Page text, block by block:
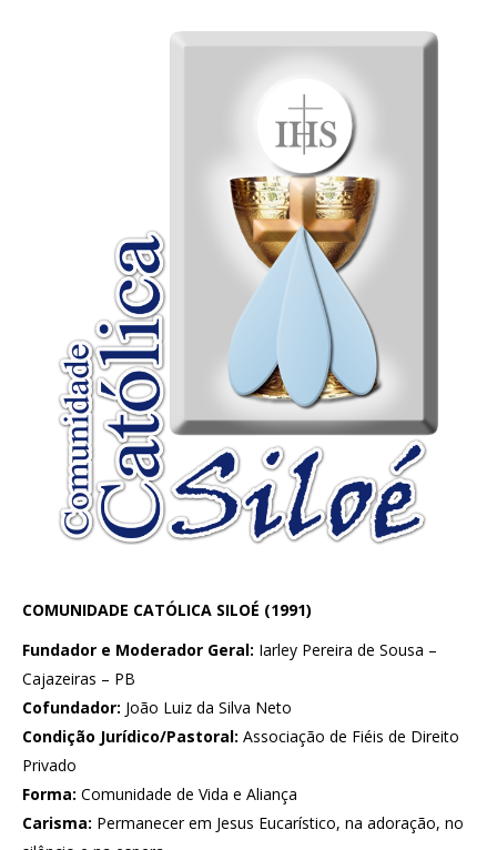
COMUNIDADE CATÓLICA SILOÉ (1991)
Fundador e Moderador Geral: Iarley Pereira de Sousa –
Cajazeiras – PB
Cofundador: João Luiz da Silva Neto
Condição Jurídico/Pastoral: Associação de Fiéis de Direito
Privado
Forma: Comunidade de Vida e Aliança
Carisma: Permanecer em Jesus Eucarístico, na adoração, no